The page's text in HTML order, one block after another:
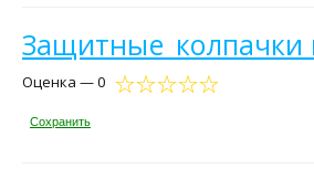
Защитные_колпачки
Оценка — 0
Сохранить